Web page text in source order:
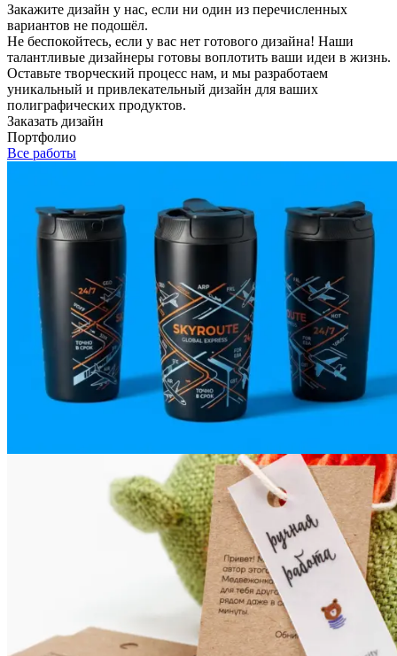
Закажите дизайн у нас, если ни один из перечисленных
вариантов не подошёл.
Не беспокойтесь, если у вас нет готового дизайна! Наши
талантливые дизайнеры готовы воплотить ваши идеи в жизнь.
Оставьте творческий процесс нам, и мы разработаем
уникальный и привлекательный дизайн для ваших
полиграфических продуктов.
Заказать дизайн
Портфолио
Все работы